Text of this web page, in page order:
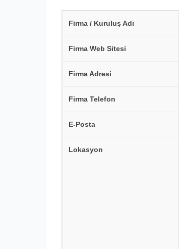
Firma / Kuruluş Adı
Firma Web Sitesi
Firma Adresi
Firma Telefon
E-Posta
Lokasyon